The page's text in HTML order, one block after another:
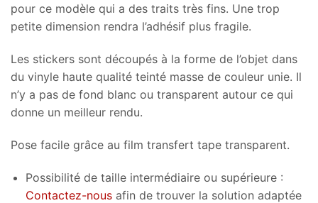
pour ce modèle qui a des traits très fins. Une trop
petite dimension rendra l’adhésif plus fragile.
Les stickers sont découpés à la forme de l’objet dans
du vinyle haute qualité teinté masse de couleur unie. Il
n’y a pas de fond blanc ou transparent autour ce qui
donne un meilleur rendu.
Pose facile grâce au film transfert tape transparent.
Possibilité de taille intermédiaire ou supérieure :
Contactez-nousafin de trouver la solution adaptée